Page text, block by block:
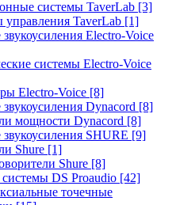
системы TaverLab [3]
TaverLab [1]
Electro-Voice
системы Electro-Voice
Electro-Voice [8]
Dynacord [8]
мощности Dynacord [8]
SHURE [9]
Shure [1]
Shure [8]
DS Proaudio [42]
точечные